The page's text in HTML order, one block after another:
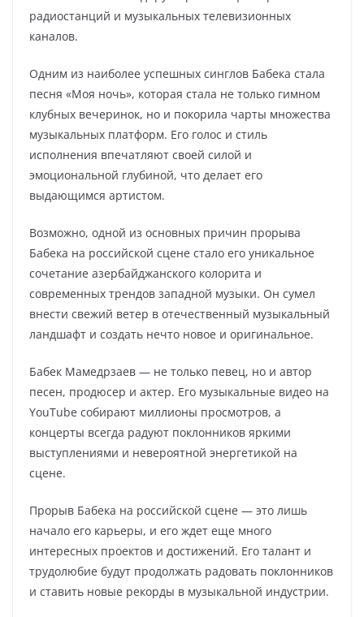
радиостанций и музыкальных телевизионных
каналов.
Одним из наиболее успешных синглов Бабека стала
песня «Моя ночь», которая стала не только гимном
клубных вечеринок, но и покорила чарты множества
музыкальных платформ. Его голос и стиль
исполнения впечатляют своей силой и
эмоциональной глубиной, что делает его
выдающимся артистом.
Возможно, одной из основных причин прорыва
Бабека на российской сцене стало его уникальное
сочетание азербайджанского колорита и
современных трендов западной музыки. Он сумел
внести свежий ветер в отечественный музыкальный
ландшафт и создать нечто новое и оригинальное.
Бабек Мамедрзаев — не только певец, но и автор
песен, продюсер и актер. Его музыкальные видео на
YouTube собирают миллионы просмотров, а
концерты всегда радуют поклонников яркими
выступлениями и невероятной энергетикой на
сцене.
Прорыв Бабека на российской сцене — это лишь
начало его карьеры, и его ждет еще много
интересных проектов и достижений. Его талант и
трудолюбие будут продолжать радовать поклонников
и ставить новые рекорды в музыкальной индустрии.